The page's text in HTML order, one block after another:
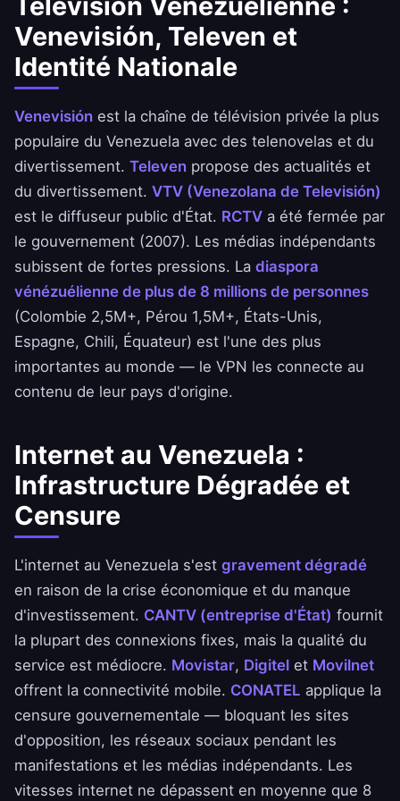
plus de la diaspora.
Venevisión, Televen et
Identité Nationale
Venevisión est la chaîne de télévision privée la plus
populaire du Venezuela avec des telenovelas et du
divertissement. Televen propose des actualités et
du divertissement. VTV (Venezolana de Televisión)
est le diffuseur public d'État. RCTV a été fermée par
le gouvernement (2007). Les médias indépendants
subissent de fortes pressions. La diaspora
vénézuélienne de plus de 8 millions de personnes
(Colombie 2,5M+, Pérou 1,5M+, États-Unis,
Espagne, Chili, Équateur) est l'une des plus
importantes au monde — le VPN les connecte au
contenu de leur pays d'origine.
Internet au Venezuela :
Infrastructure Dégradée et
Censure
L'internet au Venezuela s'est gravement dégradé
en raison de la crise économique et du manque
d'investissement. CANTV (entreprise d'État) fournit
la plupart des connexions fixes, mais la qualité du
service est médiocre. Movistar, Digitel et Movilnet
offrent la connectivité mobile. CONATEL applique la
censure gouvernementale — bloquant les sites
d'opposition, les réseaux sociaux pendant les
manifestations et les médias indépendants. Les
vitesses internet ne dépassent en moyenne que 8